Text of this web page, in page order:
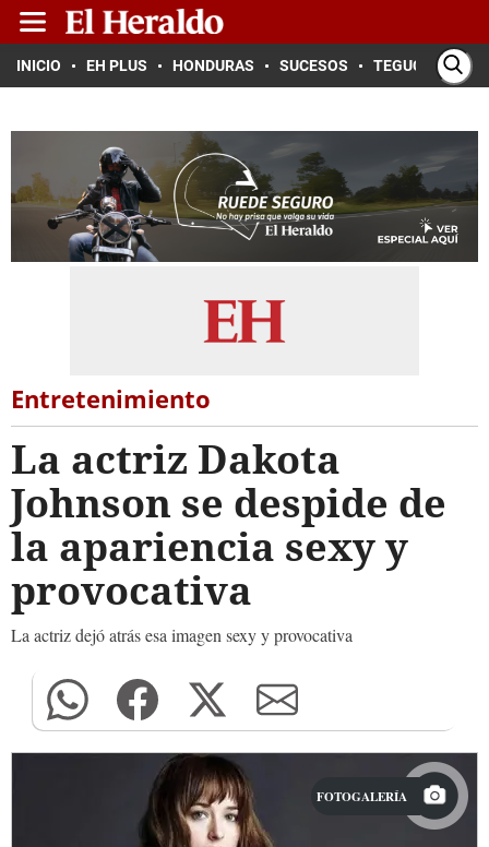
INICIO EH PLUS HONDURAS SUCESOS TEGUCIGALPA
Entretenimiento
La actriz Dakota
Johnson se despide de
la apariencia sexy y
provocativa
La actriz dejó atrás esa imagen sexy y provocativa
FOTOGALERÍA